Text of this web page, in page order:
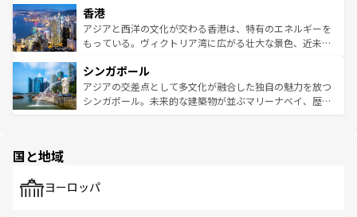
とつ。フォーやバインミー、ベトナムコーヒーなどは、ぜ
ひ現地で味わいたい。どの地域を訪れてもあたたかい人々
が旅行者を迎えてくれるので、きっと忘れられない旅にな
参照してほしい。
の活気が交差している。北部ではチェンマイなどの山岳地
帯で自然と触れ合い、南部ではプーケットやクラビの美し
いビーチでリゾート気分を楽しむことができる。タイ料理
激する。気候は一年中温暖で、どの季節にも異なる楽しみ
が待っている。親しみやすいタイの人々、仏教を中心とし
た文化、そして多様な観光資源が、訪れる旅人を魅了し続
香港
アジアと西洋の文化が交わる香港は、特有のエネルギーを
もっている。ヴィクトリア湾に広がる壮大な景色、近未来
み、どこを訪れても感動するはず。観光スポットが密集し
ており、効率よく見どころを回れるのも魅力。息をのむよ
うな絶景から文化的な体験まで、香港を存分に楽しみ尽く
シンガポール
アジアの交差点として多文化が融合した独自の魅力を放つ
シンガポール。未来的な建築物が並ぶマリーナベイ、歴史
で、ホーカーズは地元の風情を楽しめる外せないスポット
国と地域
ヨーロッパ